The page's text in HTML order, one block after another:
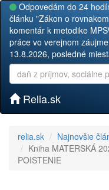
Odpovedám do 24
článku "Zákon o
komentár k metodike
práce vo verejnom
13.8.2026, posledné
Relia.sk
relia.sk
Najnovšie
Kniha MATERSKÁ
POISTENIE